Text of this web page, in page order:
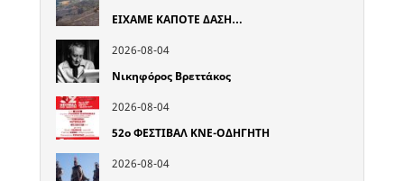
ΕΙΧΑΜΕ ΚΑΠΟΤΕ ΔΑΣΗ…
2026-08-04
Νικηφόρος Βρεττάκος
2026-08-04
52o ΦΕΣΤΙΒΑΛ ΚΝΕ-ΟΔΗΓΗΤΗ
2026-08-04